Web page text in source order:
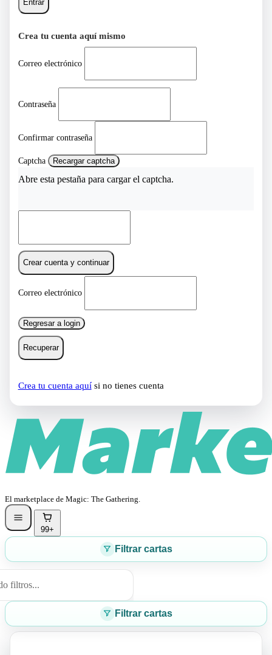
Entrar
Crea tu cuenta aquí mismo
Correo electrónico
Contraseña
Confirmar contraseña
Captcha Recargar captcha
Abre esta pestaña para cargar el captcha.
Crear cuenta y continuar
Correo electrónico
Regresar a login
Recuperar
Crea tu cuenta aquísi no tienes cuenta
El marketplace de Magic: The Gathering.
99+
Filtrar cartas
filtros...
Filtrar cartas